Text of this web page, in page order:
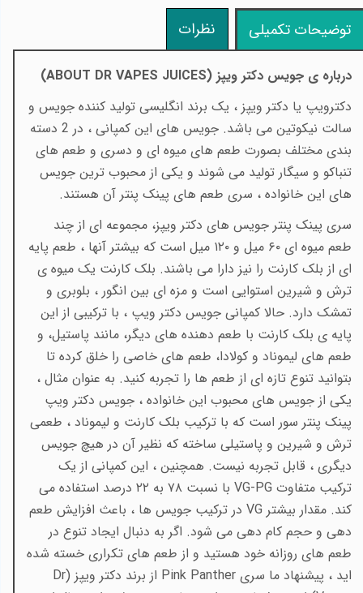
توضیحات تکمیلی نظرات
درباره ی جویس دکتر ویپز (ABOUT DR VAPES JUICES
)
دکترویپ یا دکتر ویپز ، یک برند انگلیسی تولید کننده جویس و
سالت نیکوتین می باشد. جویس های این کمپانی ، در 2 دسته
بندی مختلف بصورت طعم های میوه ای و دسری و طعم های
تنباکو و سیگار تولید می شوند و یکی از محبوب ترین جویس
های این خانواده ، سری طعم های پینک پنتر آن هستند.
سری پینک پنتر جویس های دکتر ویپز، مجموعه ای از چند
طعم میوه ای ۶۰ میل و ۱۲۰ میل است که بیشتر آنها ، طعم پایه
ای از بلک کارنت را نیز دارا می باشند. بلک کارنت یک میوه ی
ترش و شیرین استوایی است و مزه ای بین انگور ، بلوبری و
تمشک دارد. حالا کمپانی جویس دکتر ویپ ، با ترکیبی از این
پایه ی بلک کارنت با طعم دهنده های دیگر، مانند پاستیل، و
طعم های لیموناد و کولادا، طعم های خاصی را خلق کرده تا
بتوانید تنوع تازه ای از طعم ها را تجربه کنید. به عنوان مثال ،
یکی از جویس های محبوب این خانواده ، جویس دکتر ویپ
پینک پنتر سور است که با ترکیب بلک کارنت و لیموناد ، طعمی
ترش و شیرین و پاستیلی ساخته که نظیر آن در هیچ جویس
دیگری ، قابل تجربه نیست. همچنین ، این کمپانی از یک
ترکیب متفاوت VG-PG
با نسبت ۷۸ به ۲۲ درصد استفاده می
کند. مقدار بیشتر VGدر ترکیب جویس ها ، باعث افزایش طعم
دهی و حجم کام دهی می شود. اگر به دنبال ایجاد تنوع در
طعم های روزانه خود هستید و از طعم های تکراری خسته شده
اید ، پیشنهاد ما سری Pink Panther از برند دکتر ویپز (Dr